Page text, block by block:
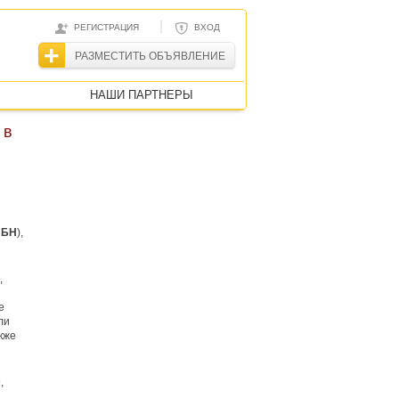
РЕГИСТРАЦИЯ | ВХОД
РАЗМЕСТИТЬ ОБЪЯВЛЕНИЕ
НАШИ ПАРТНЕРЫ
БН ),